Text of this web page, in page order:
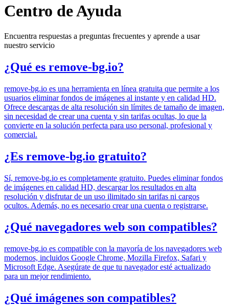
Centro de Ayuda
Encuentra respuestas a preguntas frecuentes y aprende a usar
nuestro servicio
¿Qué es remove-bg.io?
remove-bg.io es una herramienta en línea gratuita que permite a los
usuarios eliminar fondos de imágenes al instante y en calidad HD.
Ofrece descargas de alta resolución sin límites de tamaño de imagen,
sin necesidad de crear una cuenta y sin tarifas ocultas, lo que la
convierte en la solución perfecta para uso personal, profesional y
comercial.
¿Es remove-bg.io gratuito?
Sí, remove-bg.io es completamente gratuito. Puedes eliminar fondos
de imágenes en calidad HD, descargar los resultados en alta
resolución y disfrutar de un uso ilimitado sin tarifas ni cargos
ocultos. Además, no es necesario crear una cuenta o registrarse.
¿Qué navegadores web son compatibles?
remove-bg.io es compatible con la mayoría de los navegadores web
modernos, incluidos Google Chrome, Mozilla Firefox, Safari y
Microsoft Edge. Asegúrate de que tu navegador esté actualizado
para un mejor rendimiento.
¿Qué imágenes son compatibles?